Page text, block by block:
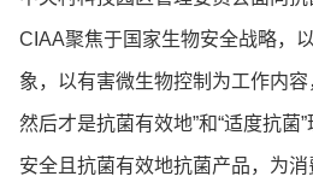
CIAA聚焦于国家生物安全战略，
象，以有害微生物控制为工作内容
然后才是抗菌有效地”和“适度抗菌
安全且抗菌有效地抗菌产品，为